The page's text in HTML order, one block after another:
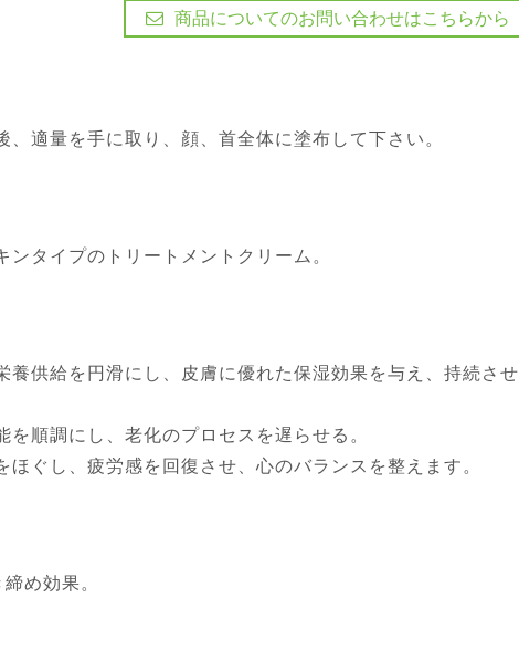
商品についてのお問い合わせはこちらから
、適量を手に取り、顔、首全体に塗布して下さい。
タイプのトリートメントクリーム。
養供給を円滑にし、皮膚に優れた保湿効果を与え、持続させ
を順調にし、老化のプロセスを遅らせる。
ほぐし、疲労感を回復させ、心のバランスを整えます。
め効果。